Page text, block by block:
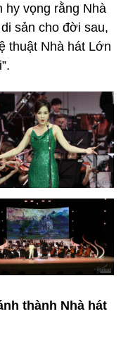
hy vọng rằng Nhà
sản cho đời sau,
thuật Nhà hát Lớn
thành Nhà hát